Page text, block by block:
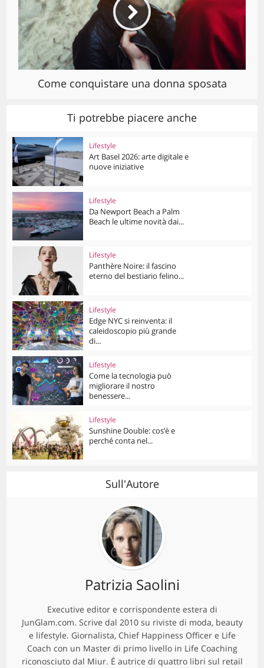
Come conquistare una donna sposata
Ti potrebbe piacere anche
Lifestyle
Art Basel 2026: arte digitale e
nuove iniziative
Lifestyle
Da Newport Beach a Palm
Beach le ultime novità dai...
Lifestyle
Panthère Noire: il fascino
eterno del bestiario felino...
Lifestyle
Edge NYC si reinventa: il
caleidoscopio più grande
di...
Lifestyle
Come la tecnologia può
migliorare il nostro
benessere...
Lifestyle
Sunshine Double: cos’è e
perché conta nel...
Sull'Autore
Patrizia Saolini
Executive editor e corrispondente estera di
JunGlam.com. Scrive dal 2010 su riviste di moda, beauty
e lifestyle. Giornalista, Chief Happiness Officer e Life
Coach con un Master di primo livello in Life Coaching
riconosciuto dal Miur. É autrice di quattro libri sul retail